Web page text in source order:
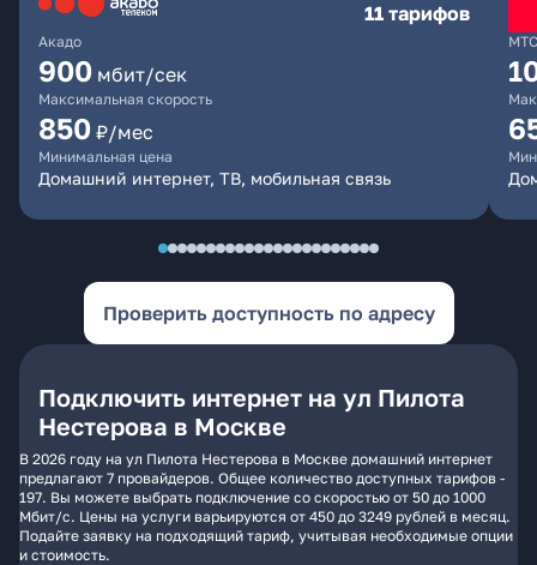
Акадо
11 тарифов
900 мбит/сек
Максимальная скорость
850 ₽/мес
Минимальная цена
Домашний интернет, ТВ, мобильная связь
МТС
Проверить доступность по адресу
Подключить интернет на ул Пилота
Нестерова в Москве
В 2026 году на ул Пилота Нестерова в Москве домашний интернет
предлагают 7 провайдеров. Общее количество доступных тарифов -
197. Вы можете выбрать подключение со скоростью от 50 до 1000
Мбит/с. Цены на услуги варьируются от 450 до 3249 рублей в месяц.
Подайте заявку на подходящий тариф, учитывая необходимые опции
и стоимость.